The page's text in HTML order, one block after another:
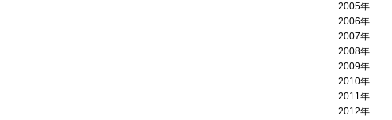
2005年
2006年
2007年
2008年
2009年
2010年
2011年
2012年